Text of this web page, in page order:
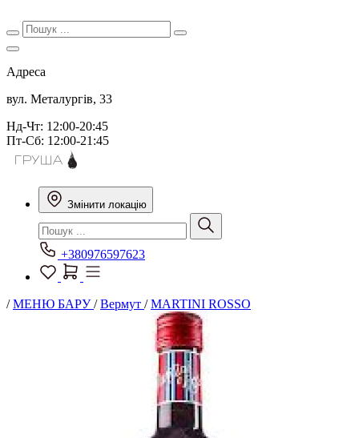
Адреса
вул. Металургів, 33
Нд-Чт: 12:00-20:45
Пт-Сб: 12:00-21:45
Змінити локацію
+380976597623
/МЕНЮ БАРУ/Вермут /MARTINI ROSSO